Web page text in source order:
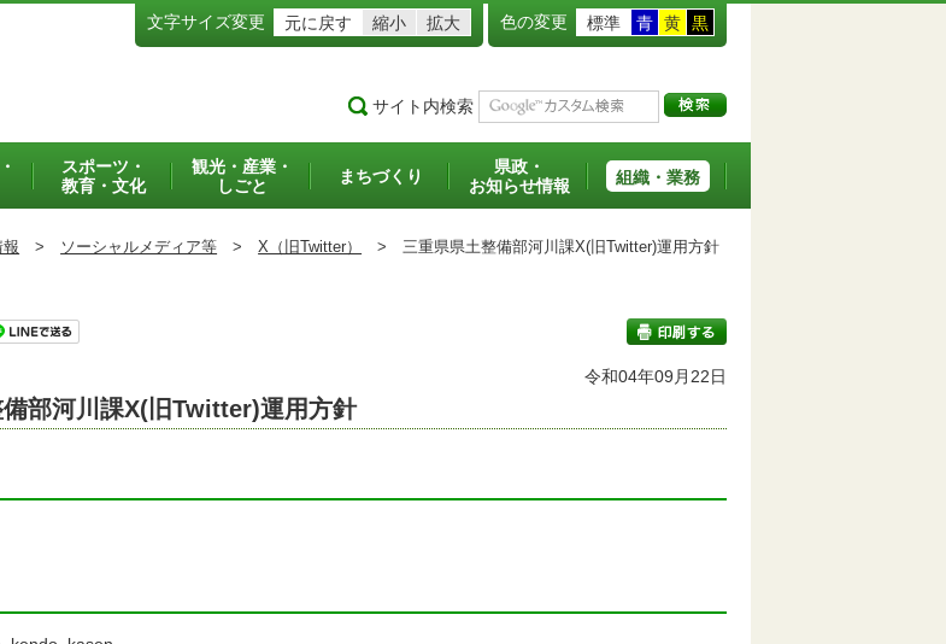
文字サイズ変更 元に戻す 縮小 拡大 色の変更 標準 青 黄 黒
サイト内検索
スポーツ・
教育・文化
観光・産業・
しごと
まちづくり
県政・
お知らせ情報
組織・業務
報 > ソーシャルメディア等 > X（旧Twitter） > 三重県県土整備部河川課X(旧Twitter)運用方針
印刷する
令和04年09月22日
部河川課X(旧Twitter)運用方針